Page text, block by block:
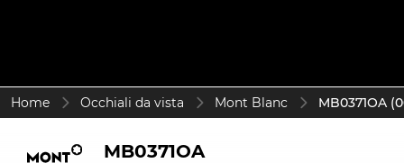
Home Occhiali da vista Mont Blanc MB0371OA
MB0371OA